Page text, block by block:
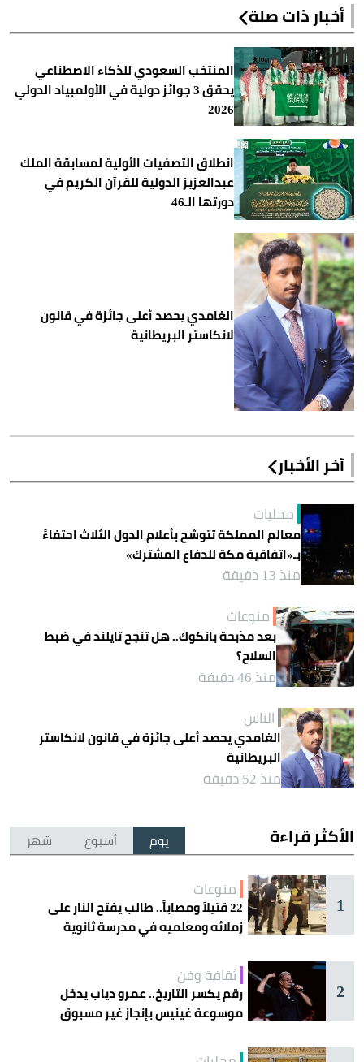
أخبار ذات صلة
المنتخب السعودي للذكاء الاصطناعي
يحقق 3 جوائز دولية في الأولمبياد الدولي
2026
انطلاق التصفيات الأولية لمسابقة الملك
عبدالعزيز الدولية للقرآن الكريم في
دورتها الـ46
الغامدي يحصد أعلى جائزة في قانون
لانكاستر البريطانية
آخر الأخبار
محليات
معالم المملكة تتوشح بأعلام الدول الثلاث احتفاءً
بـ«اتفاقية مكة للدفاع المشترك»
منذ 13 دقيقة
منوعات
بعد مذبحة بانكوك.. هل تنجح تايلند في ضبط
السلاح؟
منذ 46 دقيقة
الناس
الغامدي يحصد أعلى جائزة في قانون لانكاستر
البريطانية
منذ 52 دقيقة
الأكثر قراءة يوم أسبوع شهر
1
منوعات
22 قتيلاً ومصاباً.. طالب يفتح النار على
زملائه ومعلميه في مدرسة ثانوية
2
ثقافة وفن
رقم يكسر التاريخ.. عمرو دياب يدخل
موسوعة غينيس بإنجاز غير مسبوق